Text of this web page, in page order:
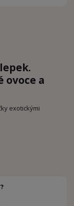
ovoce a
exotickými